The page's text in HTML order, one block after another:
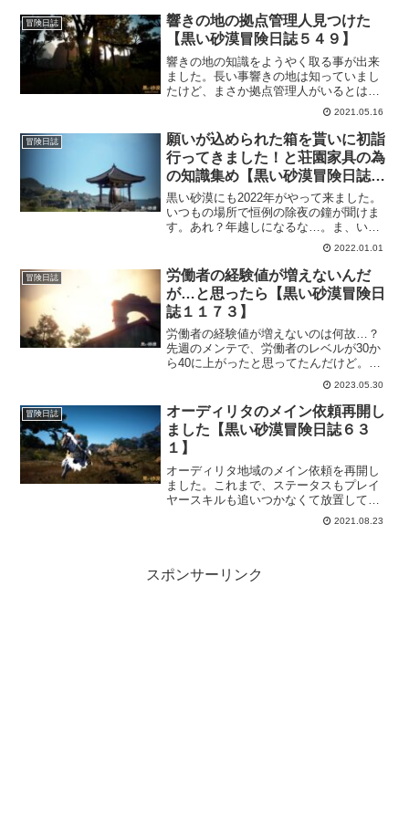
冒険日誌
響きの地の拠点管理人見つけた
【黒い砂漠冒険日誌５４９】
響きの地の知識をようやく取る事が出来
ました。長い事響きの地は知っていまし
たけど、まさか拠点管理人がいるとは思
わなかった。響きの地の拠点管理人を見
つけた事で知識も取る事ができたし、ま
だ取ってない知識もボチボチ集めていき
たいな。
2021.05.16
冒険日誌
願いが込められた箱を貰いに初詣
行ってきました！と荘園家具の為
の知識集め【黒い砂漠冒険日誌７
３８】
黒い砂漠にも2022年がやって来ました。
いつもの場所で恒例の除夜の鐘が聞けま
す。あれ？年越しになるな…。ま、いっ
かｗ雰囲気だけでも初詣ってことでｗし
っかりとお願いもしてきたことですし、
今年も楽しく黒い砂漠を遊んでいきたい
と思います。
2022.01.01
冒険日誌
労働者の経験値が増えないんだ
が…と思ったら【黒い砂漠冒険日
誌１１７３】
労働者の経験値が増えないのは何故…？
先週のメンテで、労働者のレベルが30か
ら40に上がったと思ってたんだけど。何
度見ても増えてないんですよね。なん
で？と「？？」だらけで公式サイトを確
認したら、納得しました「勘違いだった
と…」明日のメンテで実装されると。
2023.05.30
冒険日誌
オーディリタのメイン依頼再開し
ました【黒い砂漠冒険日誌６３
１】
オーディリタ地域のメイン依頼を再開し
ました。これまで、ステータスもプレイ
ヤースキルも追いつかなくて放置してた
オーディリタのメイン依頼。装備を更新
して「おや？いけるかも？」と思って行
2021.08.23
スポンサーリンク